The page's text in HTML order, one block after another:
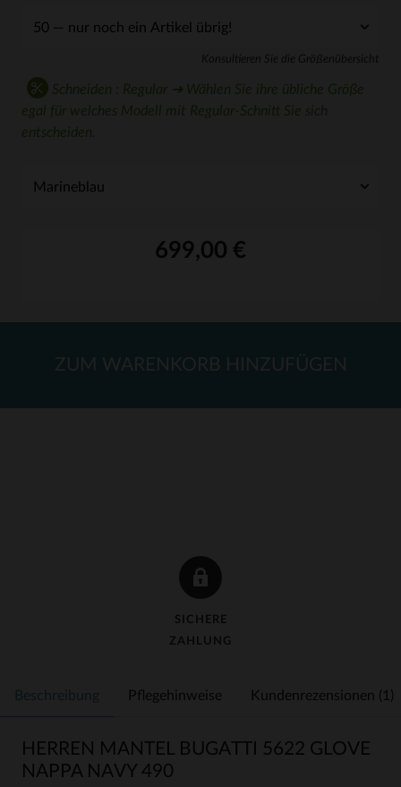
Konsultieren Sie die Größenübersicht
Schneiden : Regular ➔ Wählen Sie ihre übliche Größe
egal für welches Modell mit Regular-Schnitt Sie sich
entscheiden.
699,00 €
ZUM WARENKORB HINZUFÜGEN
SICHERE
ZAHLUNG
Beschreibung Pflegehinweise Kundenrezensionen (1)
HERREN MANTEL BUGATTI 5622 GLOVE
NAPPA NAVY 490